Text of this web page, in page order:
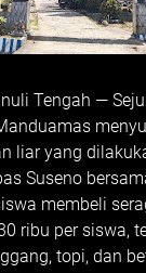
Tengah —
liar yang
Suseno
membeli
ribu per siswa,
topi, dan